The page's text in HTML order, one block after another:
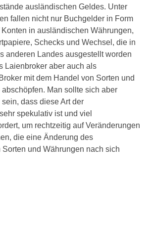
ausländischen Geldes. Unter
fallen nicht nur Buchgelder in Form
in ausländischen Währungen,
Schecks und Wechsel, die in
anderen Landes ausgestellt worden
Laienbroker aber auch als
mit dem Handel von Sorten und
Man sollte sich aber
dass diese Art der
spekulativ ist und viel
um rechtzeitig auf Veränderungen
die eine Änderung des
Sorten und Währungen nach sich